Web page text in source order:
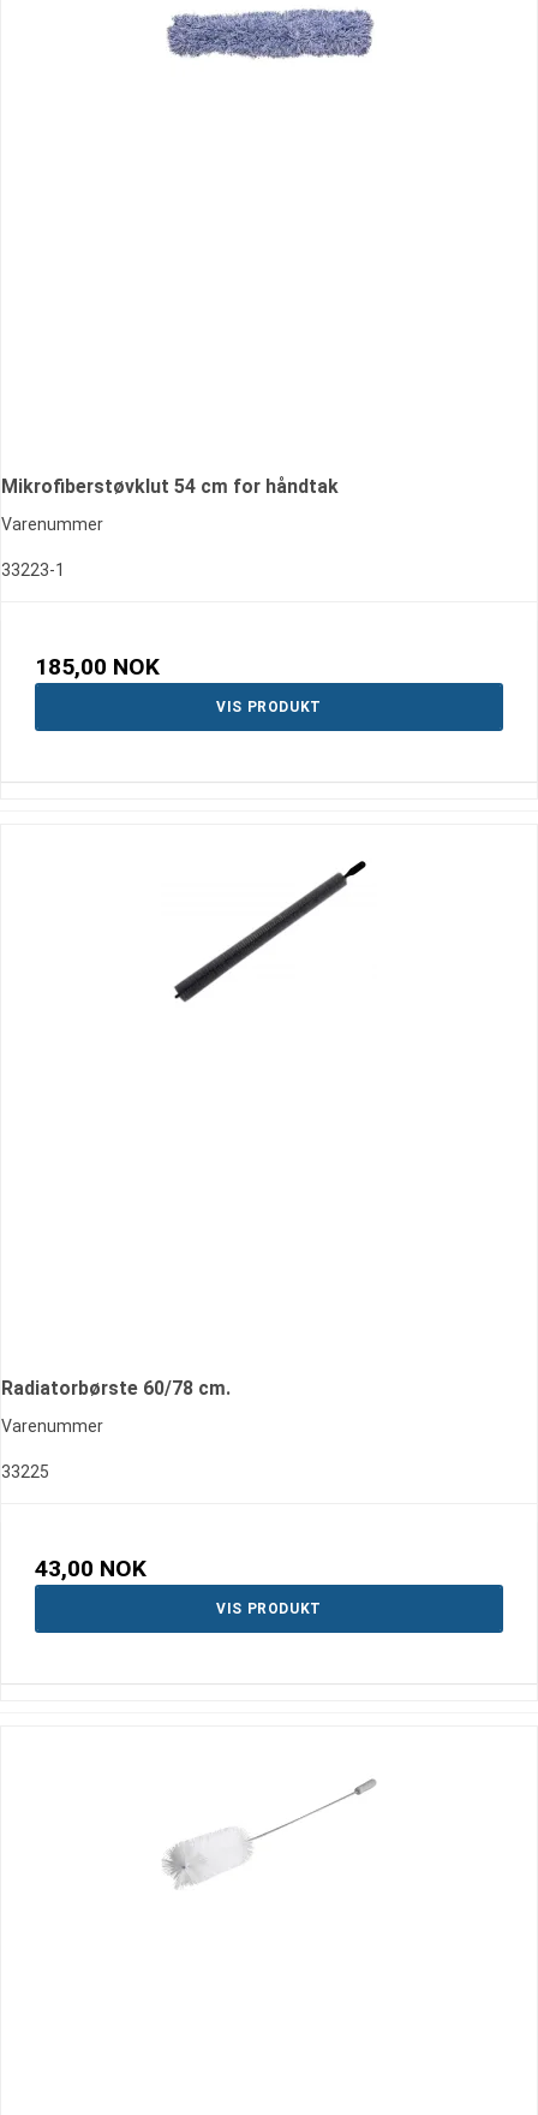
Mikrofiberstøvklut 54 cm for håndtak
Varenummer
33223-1
185,00 NOK
VIS PRODUKT
Radiatorbørste 60/78 cm.
Varenummer
33225
43,00 NOK
VIS PRODUKT